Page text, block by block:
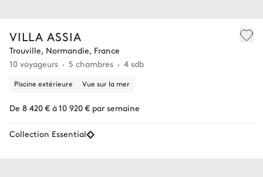
VILLA ASSIA
Trouville, Normandie, France
10 voyageurs
5 chambres 4 sdb
Piscine extérieure Vue sur la mer
De 8 420 € à 10 920 € par semaine
Collection Essential